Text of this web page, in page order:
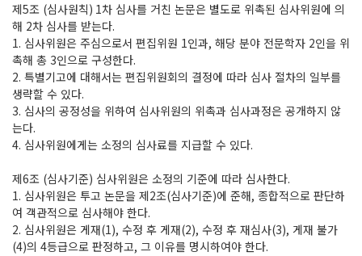
제5조 (심사원칙) 1차 심사를 거친 논문은 별도로 위촉된 심사위원에 의
해 2차 심사를 받는다.
1. 심사위원은 주심으로서 편집위원 1인과, 해당 분야 전문학자 2인을 위
촉해 총 3인으로 구성한다.
2. 특별기고에 대해서는 편집위원회의 결정에 따라 심사 절차의 일부를
생략할 수 있다.
3. 심사의 공정성을 위하여 심사위원의 위촉과 심사과정은 공개하지 않
는다.
4. 심사위원에게는 소정의 심사료를 지급할 수 있다.
제6조 (심사기준) 심사위원은 소정의 기준에 따라 심사한다.
1. 심사위원은 투고 논문을 제2조(심사기준)에 준해, 종합적으로 판단하
여 객관적으로 심사해야 한다.
2. 심사위원은 게재(1), 수정 후 게재(2), 수정 후 재심사(3), 게재 불가
(4)의 4등급으로 판정하고, 그 이유를 명시하여야 한다.